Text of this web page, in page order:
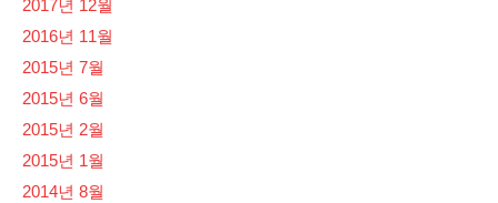
2017년 12월
2016년 11월
2015년 7월
2015년 6월
2015년 2월
2015년 1월
2014년 8월